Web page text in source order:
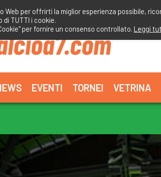
EVENTI TORNEI VETRINA
Web per offrirti la miglior esperienza possibile,
TUTTI i cookie.
per fornire un consenso controllato. Leggi